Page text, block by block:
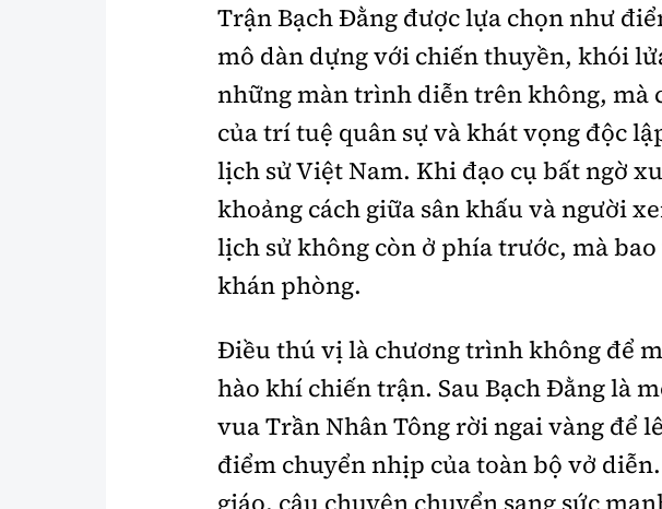
Trận Bạch Đằng được lựa chọn như
mô dàn dựng với chiến thuyền, khói
những màn trình diễn trên không, mà
của trí tuệ quân sự và khát vọng độc
lịch sử Việt Nam. Khi đạo cụ bất ngờ
khoảng cách giữa sân khấu và người
lịch sử không còn ở phía trước, mà
khán phòng.
Điều thú vị là chương trình không để
hào khí chiến trận. Sau Bạch Đằng là
vua Trần Nhân Tông rời ngai vàng để
điểm chuyển nhịp của toàn bộ vở